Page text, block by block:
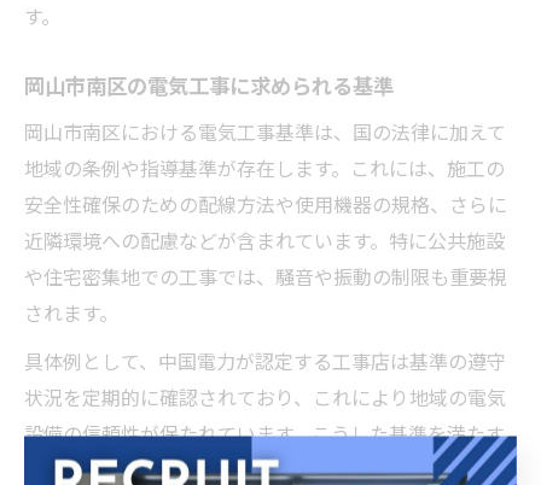
す。
岡山市南区の電気工事に求められる基準
岡山市南区における電気工事基準は、国の法律に加えて
地域の条例や指導基準が存在します。これには、施工の
安全性確保のための配線方法や使用機器の規格、さらに
近隣環境への配慮などが含まれています。特に公共施設
や住宅密集地での工事では、騒音や振動の制限も重要視
されます。
具体例として、中国電力が認定する工事店は基準の遵守
状況を定期的に確認されており、これにより地域の電気
設備の信頼性が保たれています。こうした基準を満たす
ことは、工事の品質を向上させるだけでなく、法的リス